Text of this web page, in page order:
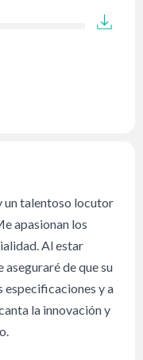
un talentoso locutor
apasionan los
Al estar
de que su
especificaciones y a
la innovación y